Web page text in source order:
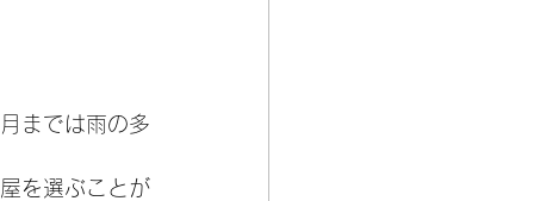
までは雨の多
を選ぶことが